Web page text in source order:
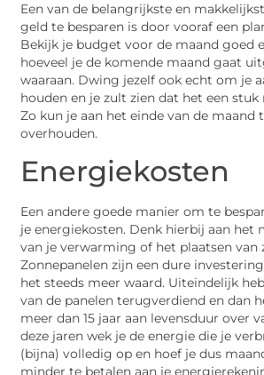
Een van de belangrijkste en
geld te besparen is door vooraf een
Bekijk je budget voor de maand goed
hoeveel je de komende maand gaat
waaraan. Dwing jezelf ook echt om je
houden en je zult zien dat het een
Zo kun je aan het einde van de maand
overhouden.
Energiekosten
Een andere goede manier om te
je energiekosten. Denk hierbij aan het
van je verwarming of het plaatsen van
Zonnepanelen zijn een dure
het steeds meer waard. Uiteindelijk
van de panelen terugverdiend en dan
meer dan 15 jaar aan levensduur over
deze jaren wek je de energie die je
(bijna) volledig op en hoef je dus
minder te betalen aan je